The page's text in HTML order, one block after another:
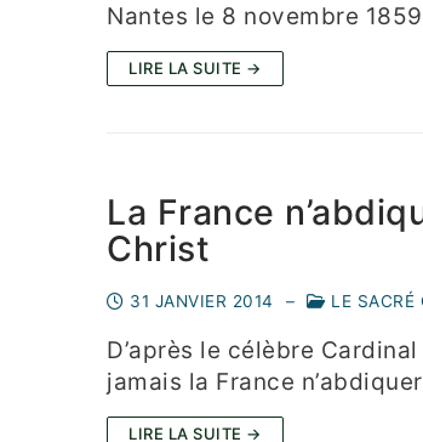
Nantes le 8 novembre
LIRE LA SUITE →
La France
Christ
31 JANVIER 2014 – LE SACRÉ
D’après le célèbre
jamais la France
LIRE LA SUITE →